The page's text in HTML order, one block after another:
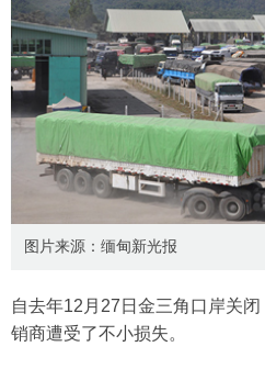
图片来源：缅甸新光报
自去年12月27日金三角口岸关
销商遭受了不小损失。